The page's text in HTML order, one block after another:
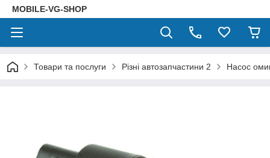
MOBILE-VG-SHOP
Товари та послуги Різні автозапчастини 2 Насос